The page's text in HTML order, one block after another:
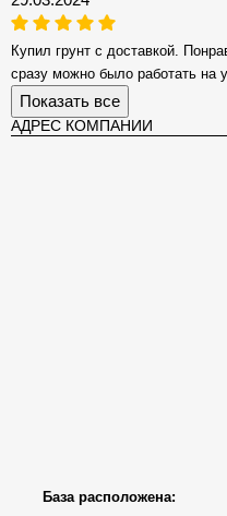
Купил грунт с доставкой.
сразу можно было работать на
Показать все
АДРЕС КОМПАНИИ
База расположена: